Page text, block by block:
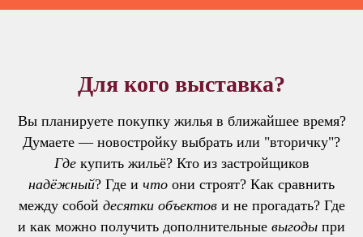
Для кого выставка?
Вы планируете покупку жилья в ближайшее время?
Думаете — новостройку выбрать или "вторичку"?
Гдекупить жильё? Кто из застройщиков
надёжный? Где и что они строят? Как сравнить
между собой десятки объектови не прогадать? Где
и как можно получить дополнительные выгоды при